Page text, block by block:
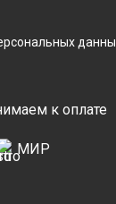
к оплате